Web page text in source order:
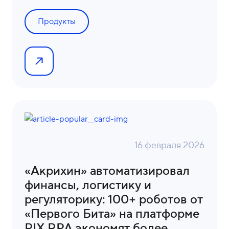
Продукты
16 февраля 2026
«Акрихин» автоматизировал
финансы, логистику и
регуляторику: 100+ роботов от
«Первого Бита» на платформе